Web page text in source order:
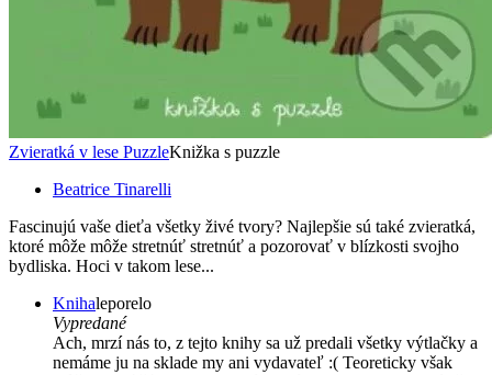
Zvieratká v lese PuzzleKnižka s puzzle
Beatrice Tinarelli
Fascinujú vaše dieťa všetky živé tvory? Najlepšie sú také zvieratká,
ktoré môže môže stretnúť stretnúť a pozorovať v blízkosti svojho
bydliska. Hoci v takom lese...
Knihaleporelo
Vypredané
Ach, mrzí nás to, z tejto knihy sa už predali všetky výtlačky a
nemáme ju na sklade my ani vydavateľ :( Teoreticky však